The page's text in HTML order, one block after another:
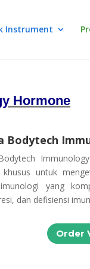
Instrument
Hormone
Bodytech
untuk
yang
dan defisiensi
Order